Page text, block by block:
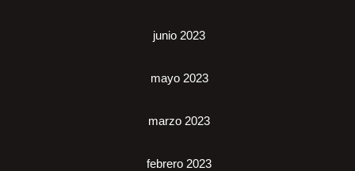
junio 2023
mayo 2023
marzo 2023
febrero 2023